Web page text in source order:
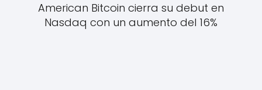
American Bitcoin cierra su debut en
Nasdaq con un aumento del 16%